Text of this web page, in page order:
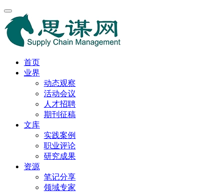
首页
业界
动态观察
活动会议
人才招聘
期刊征稿
文库
实践案例
职业评论
研究成果
资源
笔记分享
领域专家